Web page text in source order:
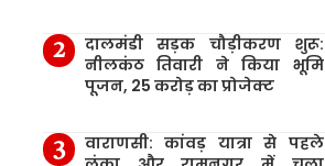
दालमंडी सड़क चौड़ीकरण शुरू:
नीलकंठ तिवारी ने किया भूमि
पूजन, 25 करोड़ का प्रोजेक्ट
वाराणसी: कांवड़ यात्रा से पहले